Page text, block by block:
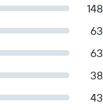
148
63
63
38
43